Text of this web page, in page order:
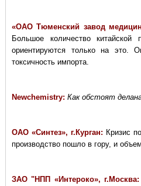
«ОАО Тюменский завод
Большое количество
ориентируются только на это.
токсичность импорта.
Newchemistry: Как обстоят
ОАО «Синтез», г.Курган: Кризис
производство пошло в гору, и
ЗАО "НПП «Интероко»,